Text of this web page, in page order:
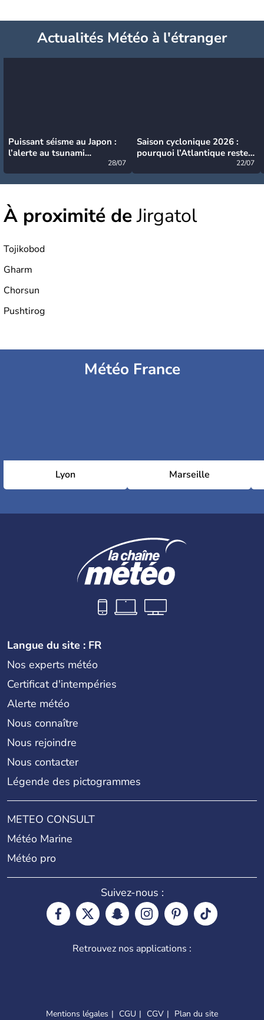
Actualités Météo à l'étranger
Puissant séisme au Japon :
l’alerte au tsunami
28/07
Saison cyclonique 2026 :
pourquoi l’Atlantique reste
22/07
À proximité deJirgatol
Tojikobod
Gharm
Chorsun
Pushtirog
Météo France
Lyon Marseille
Langue du site : FR
Nos experts météo
Certificat d'intempéries
Alerte météo
Nous connaître
Nous rejoindre
Nous contacter
Légende des pictogrammes
METEO CONSULT
Météo Marine
Météo pro
Suivez-nous :
Retrouvez nos applications :
Mentions légales CGU CGV Plan du site